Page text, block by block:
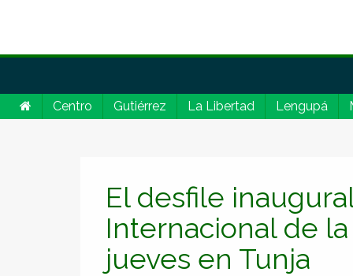
Centro Gutiérrez La Libertad Lengupá
El desfile
Internacional de
jueves en Tunja